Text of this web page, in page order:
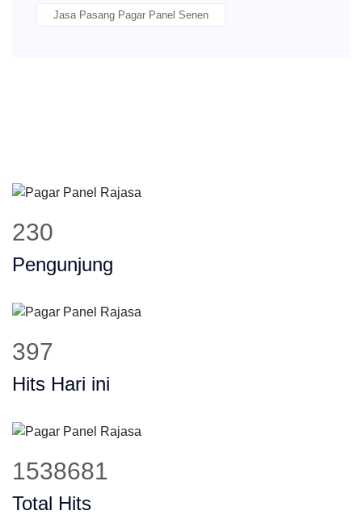
Jasa Pasang Pagar Panel Senen
292
Pengunjung
510
Hits Hari ini
1977469
Total Hits